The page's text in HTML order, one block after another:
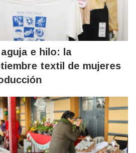
e hilo: la
textil de mujeres